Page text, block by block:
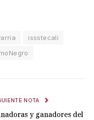
issstecali
NOTA
y ganadores del